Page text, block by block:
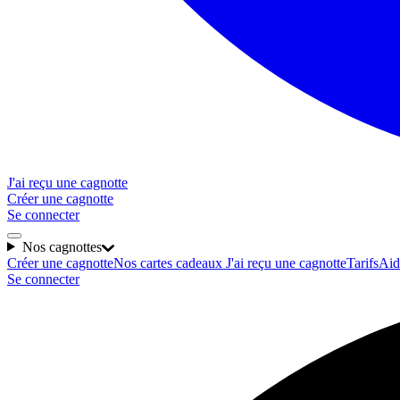
J'ai reçu une cagnotte
Créer une cagnotte
Se connecter
Nos cagnottes
Créer une cagnotteNos cartes cadeaux J'ai reçu une cagnotteTarifs
Se connecter